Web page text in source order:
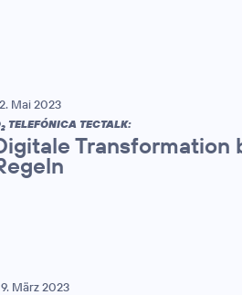
Mai 2023
2 TELEFÓNICA TECTALK:
Transformation
März 2023